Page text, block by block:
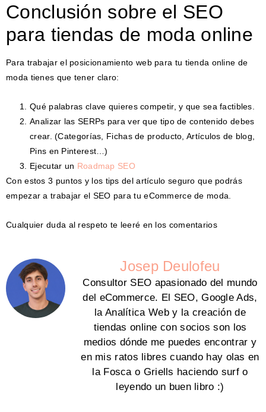
Conclusión sobre el SEO
para tiendas de moda online
Para trabajar el posicionamiento web para tu tienda online de
moda tienes que tener claro:
Qué palabras clave quieres competir, y que sea factibles.
Analizar las SERPs para ver que tipo de contenido debes
crear. (Categorías, Fichas de producto, Artículos de blog,
Pins en Pinterest…)
Ejecutar un Roadmap SEO
Con estos 3 puntos y los tips del artículo seguro que podrás
empezar a trabajar el SEO para tu eCommerce de moda.
Cualquier duda al respeto te leeré en los comentarios
Josep Deulofeu
Consultor SEO apasionado del mundo
del eCommerce. El SEO, Google Ads,
la Analítica Web y la creación de
tiendas online con socios son los
medios dónde me puedes encontrar y
en mis ratos libres cuando hay olas en
la Fosca o Griells haciendo surf o
leyendo un buen libro :)